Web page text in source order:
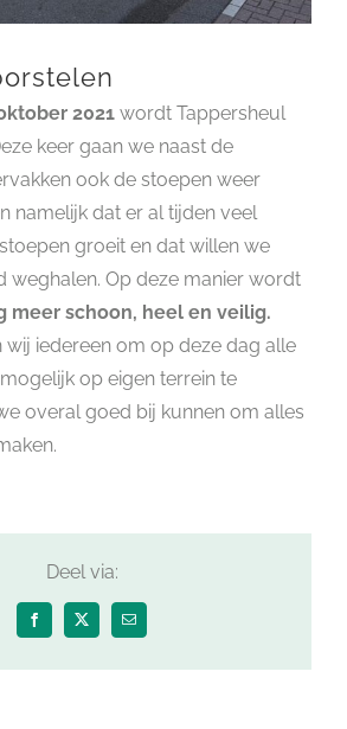
2021 wordt Tappersheul
keer gaan we naast de
ook de stoepen weer
namelijk dat er al tijden veel
groeit en dat willen we
weghalen. Op deze manier wordt
meer schoon, heel en veilig.
iedereen om op deze dag alle
op eigen terrein te
overal goed bij kunnen om alles
Deel via:
Facebook
X
E-
mail